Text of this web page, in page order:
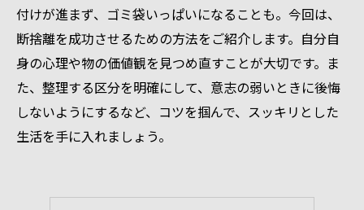
付けが進まず、ゴミ袋いっぱいになることも。今回は、
断捨離を成功させるための方法をご紹介します。自分自
身の心理や物の価値観を見つめ直すことが大切です。ま
た、整理する区分を明確にして、意志の弱いときに後悔
しないようにするなど、コツを掴んで、スッキリとした
生活を手に入れましょう。